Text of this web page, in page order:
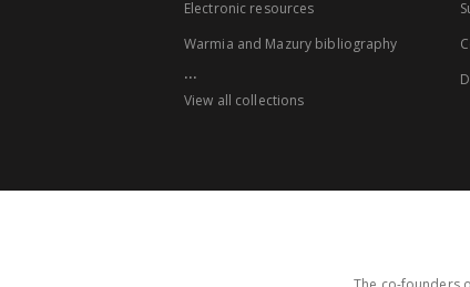
Electronic resources
Warmia and Mazury bibliography
...
View all collections